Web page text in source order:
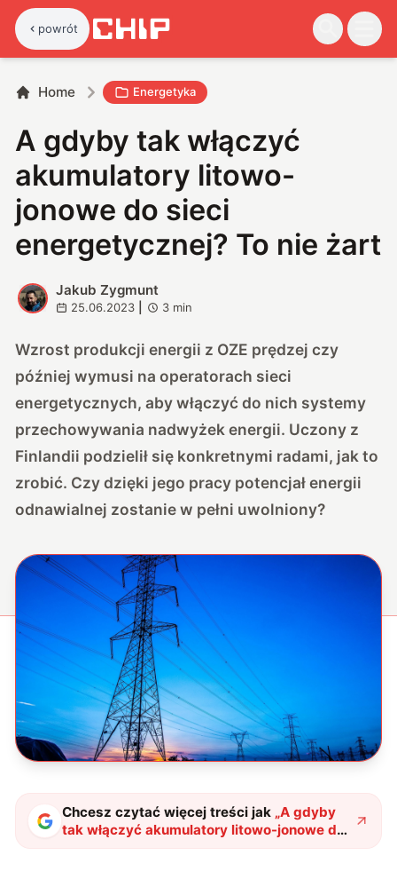
powrót
Home Energetyka
A gdyby tak włączyć
akumulatory litowo-
jonowe do sieci
energetycznej? To nie żart
J
Jakub Zygmunt
25.06.2023 3 min
Wzrost produkcji energii z OZE prędzej czy
później wymusi na operatorach sieci
energetycznych, aby włączyć do nich systemy
przechowywania nadwyżek energii. Uczony z
Finlandii podzielił się konkretnymi radami, jak to
zrobić. Czy dzięki jego pracy potencjał energii
odnawialnej zostanie w pełni uwolniony?
Chcesz czytać więcej treści jak „A gdyby
tak włączyć akumulatory litowo-jonowe do
sieci energetycznej? To nie żart"?